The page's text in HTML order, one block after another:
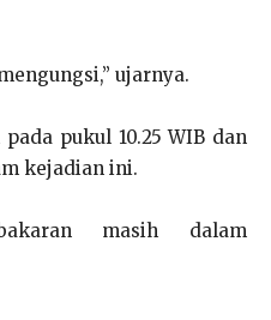
ujarnya.
pukul 10.25 WIB dan
kejadian ini.
masih dalam